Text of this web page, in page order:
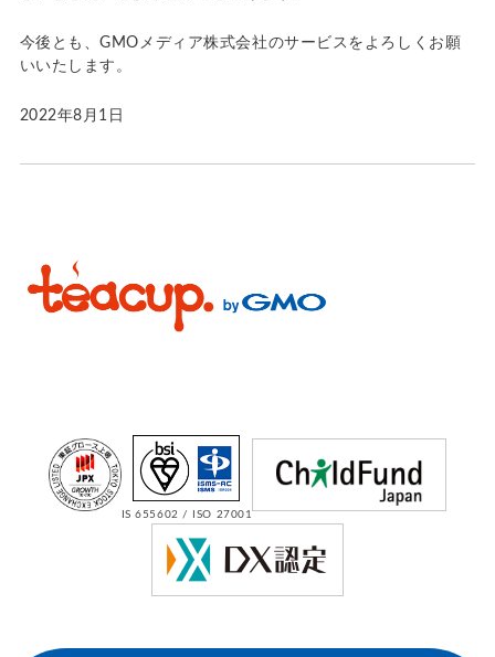
今後とも、GMOメディア株式会社のサービスをよろしくお願
いいたします。
2022年8月1日
IS 655602 / ISO 27001